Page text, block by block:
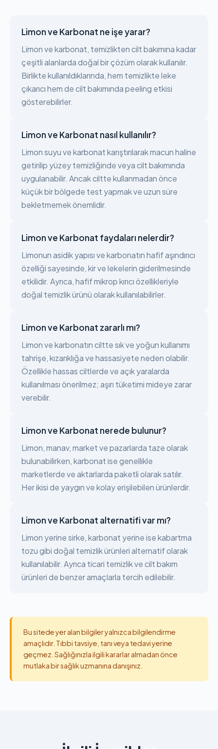
Limon ve Karbonat ne işe yarar?
Limon ve karbonat, temizlikten cilt bakımına kadar
çeşitli alanlarda doğal bir çözüm olarak kullanılır.
Birlikte kullanıldıklarında, hem temizlikte leke
çıkarıcı hem de cilt bakımında peeling etkisi
gösterebilirler.
Limon ve Karbonat nasıl kullanılır?
Limon suyu ve karbonat karıştırılarak macun haline
getirilip yüzey temizliğinde veya cilt bakımında
uygulanabilir. Ancak ciltte kullanmadan önce
küçük bir bölgede test yapmak ve uzun süre
bekletmemek önemlidir.
Limon ve Karbonat faydaları nelerdir?
Limonun asidik yapısı ve karbonatın hafif aşındırıcı
özelliği sayesinde, kir ve lekelerin giderilmesinde
etkilidir. Ayrıca, hafif mikrop kırıcı özellikleriyle
doğal temizlik ürünü olarak kullanılabilirler.
Limon ve Karbonat zararlı mı?
Limon ve karbonatın ciltte sık ve yoğun kullanımı
tahrişe, kızarıklığa ve hassasiyete neden olabilir.
Özellikle hassas ciltlerde ve açık yaralarda
kullanılması önerilmez; aşırı tüketimi mideye zarar
verebilir.
Limon ve Karbonat nerede bulunur?
Limon, manav, market ve pazarlarda taze olarak
bulunabilirken, karbonat ise genellikle
marketlerde ve aktarlarda paketli olarak satılır.
Her ikisi de yaygın ve kolay erişilebilen ürünlerdir.
Limon ve Karbonat alternatifi var mı?
Limon yerine sirke, karbonat yerine ise kabartma
tozu gibi doğal temizlik ürünleri alternatif olarak
kullanılabilir. Ayrıca ticari temizlik ve cilt bakım
ürünleri de benzer amaçlarla tercih edilebilir.
Bu sitede yer alan bilgiler yalnızca bilgilendirme
amaçlıdır. Tıbbi tavsiye, tanı veya tedavi yerine
geçmez. Sağlığınızla ilgili kararlar almadan önce
mutlaka bir sağlık uzmanına danışınız.